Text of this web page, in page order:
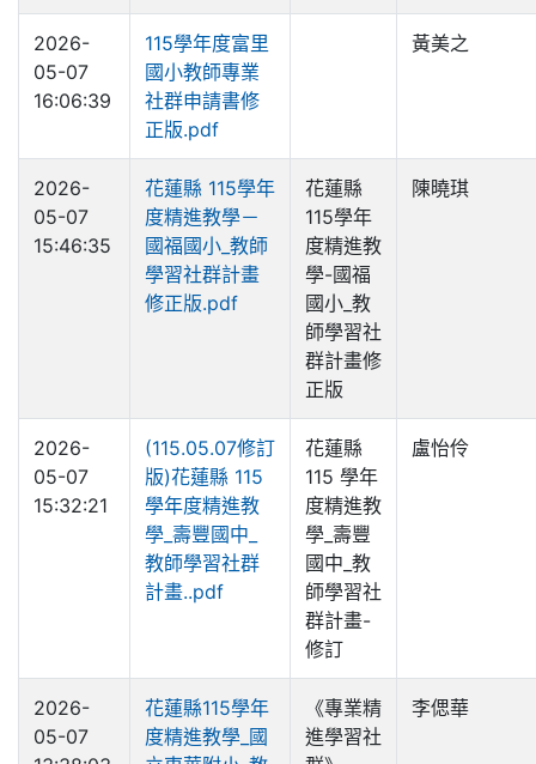
2026-
05-07
16:06:39
115學年度富里
國小教師專業
社群申請書修
正版.pdf
黃美之
2026-
05-07
15:46:35
花蓮縣 115學年
度精進教學－
國福國小_教師
學習社群計畫
修正版.pdf
花蓮縣
115學年
度精進教
學-國福
國小_教
師學習社
群計畫修
正版
陳曉琪
2026-
05-07
15:32:21
(115.05.07修訂
版)花蓮縣 115
學年度精進教
學_壽豐國中_
教師學習社群
計畫..pdf
花蓮縣
115 學年
度精進教
學_壽豐
國中_教
師學習社
群計畫-
修訂
盧怡伶
2026-
05-07
花蓮縣115學年
度精進教學_國
《專業精
進學習社
李偲華